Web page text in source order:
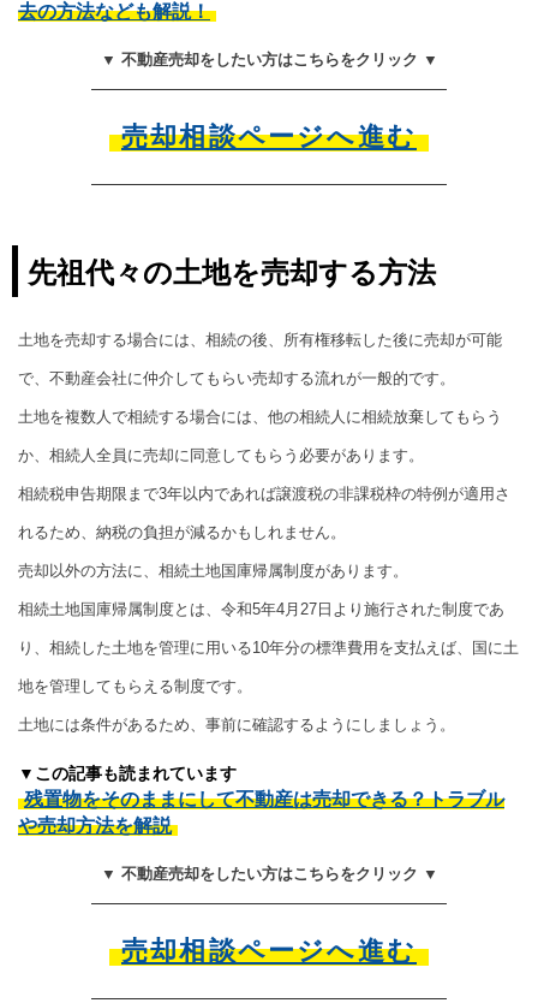
去の方法なども解説！
▼ 不動産売却をしたい方はこちらをクリック ▼
売却相談ページへ進む
先祖代々の土地を売却する方法
土地を売却する場合には、相続の後、所有権移転した後に売却が可能
で、不動産会社に仲介してもらい売却する流れが一般的です。
土地を複数人で相続する場合には、他の相続人に相続放棄してもらう
か、相続人全員に売却に同意してもらう必要があります。
相続税申告期限まで3年以内であれば譲渡税の非課税枠の特例が適用さ
れるため、納税の負担が減るかもしれません。
売却以外の方法に、相続土地国庫帰属制度があります。
相続土地国庫帰属制度とは、令和5年4月27日より施行された制度であ
り、相続した土地を管理に用いる10年分の標準費用を支払えば、国に土
地を管理してもらえる制度です。
土地には条件があるため、事前に確認するようにしましょう。
▼この記事も読まれています
残置物をそのままにして不動産は売却できる？トラブル
や売却方法を解説
▼ 不動産売却をしたい方はこちらをクリック ▼
売却相談ページへ進む